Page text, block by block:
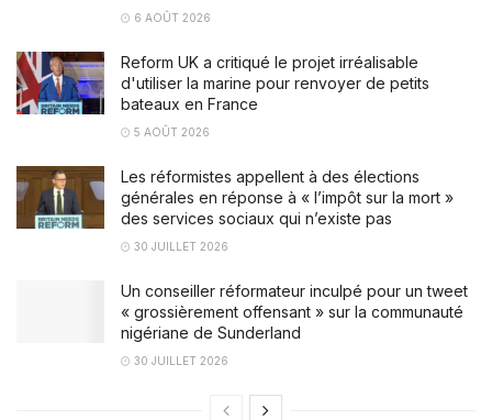
6 AOÛT 2026
Reform UK a critiqué le projet irréalisable
d'utiliser la marine pour renvoyer de petits
bateaux en France
5 AOÛT 2026
Les réformistes appellent à des élections
générales en réponse à « l’impôt sur la mort »
des services sociaux qui n’existe pas
30 JUILLET 2026
Un conseiller réformateur inculpé pour un tweet
« grossièrement offensant » sur la communauté
nigériane de Sunderland
30 JUILLET 2026